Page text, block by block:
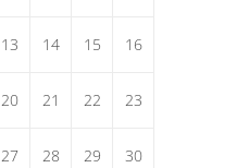
13 14 15 16
20 21 22 23
27 28 29 30